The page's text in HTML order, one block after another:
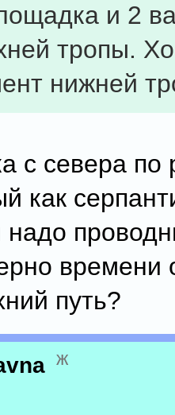
и 2
тропы.
нижней
с севера по
как
времени
путь?
ж